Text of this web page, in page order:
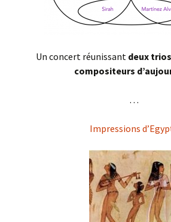
Un concert réunissant deux
compositeurs
. . .
Impressions